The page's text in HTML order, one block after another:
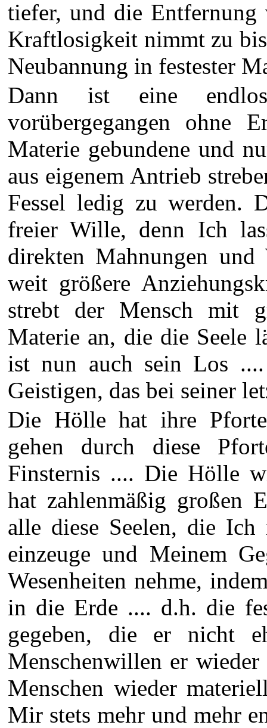
tiefer, und die
Kraftlosigkeit nimmt zu
Neubannung in festester
Dann ist eine endlos
vorübergegangen ohne
Materie gebundene und
aus eigenem Antrieb
Fessel ledig zu werden.
freier Wille, denn Ich
direkten Mahnungen
weit größere
strebt der Mensch mit
Materie an, die die Seele
ist nun auch sein Los
Geistigen, das bei seiner
Die Hölle hat ihre
gehen durch diese
Finsternis .... Die Hölle
hat zahlenmäßig großen
alle diese Seelen, die
einzeuge und Meinem
Wesenheiten nehme,
in die Erde .... d.h. die
gegeben, die er nicht
Menschenwillen er
Menschen wieder
Mir stets mehr und mehr